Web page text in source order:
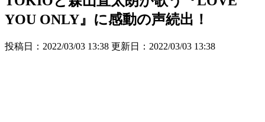
YOU ONLY』に感動の声続出！
投稿日：2022/03/03 13:38 更新日： 2022/03/03 13:38